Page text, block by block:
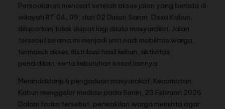
Persoalan ini mencuat setelah akses jalan yang berada di
wilayah RT 04, 09, dan 02 Dusun Saran, Desa Kabun,
dilaporkan tidak dapat lagi dilalui masyarakat. Jalan
tersebut selama ini menjadi urat nadi mobilitas warga,
termasuk akses distribusi hasil kebun, aktivitas
pendidikan, serta kebutuhan sosial lainnya.
Menindaklanjuti pengaduan masyarakat, Kecamatan
Kabun menggelar mediasi pada Senin, 23 Februari 2026.
Dalam forum tersebut, perwakilan warga meminta agar